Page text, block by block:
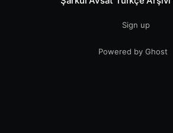
Sign up
Powered by Ghost